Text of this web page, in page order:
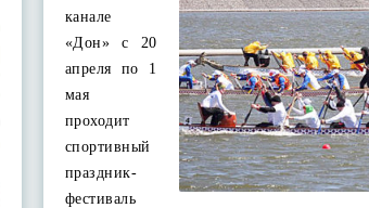
канале
«Дон» с 20
апреля по 1
мая
проходит
спортивный
праздник-
фестиваль